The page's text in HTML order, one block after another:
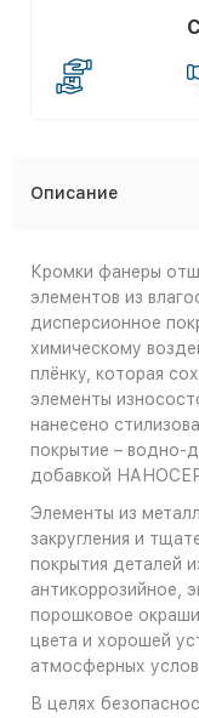
Описание
Кромки фанеры
элементов из
дисперсионное
химическому
плёнку, которая
элементы
нанесено
покрытие – водно-
добавкой
Элементы из
закругления и
покрытия деталей
антикоррозийное,
порошковое
цвета и хорошей
атмосферных
В целях